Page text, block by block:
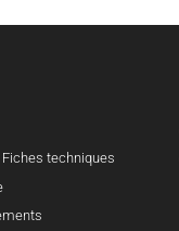
techniques